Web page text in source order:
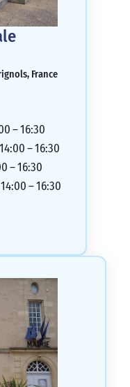
France
– 16:30
– 16:30
– 16:30
– 16:30